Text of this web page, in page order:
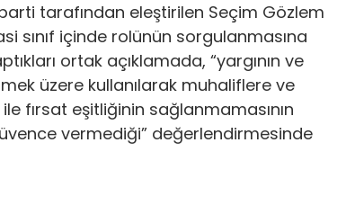
tarafından eleştirilen Seçim Gözlem
sınıf içinde rolünün sorgulanmasına
ortak açıklamada, “yargının ve
üzere kullanılarak muhaliflere ve
fırsat eşitliğinin sağlanmamasının
vermediği” değerlendirmesinde